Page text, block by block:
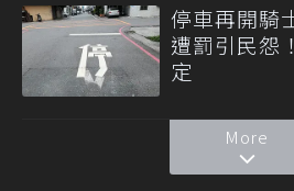
停車再開騎
遭罰引民怨
定
More